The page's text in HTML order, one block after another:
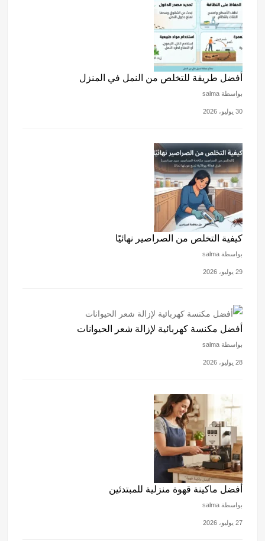
أفضل طريقة للتخلص من النمل في المنزل
بواسطة salma
30 يوليو، 2026
كيفية التخلص من الصراصير نهائيًا
بواسطة salma
29 يوليو، 2026
أفضل مكنسة كهربائية لإزالة شعر الحيوانات
بواسطة salma
28 يوليو، 2026
أفضل ماكينة قهوة منزلية للمبتدئين
بواسطة salma
27 يوليو، 2026